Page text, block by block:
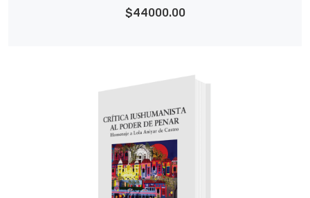
$44000.00